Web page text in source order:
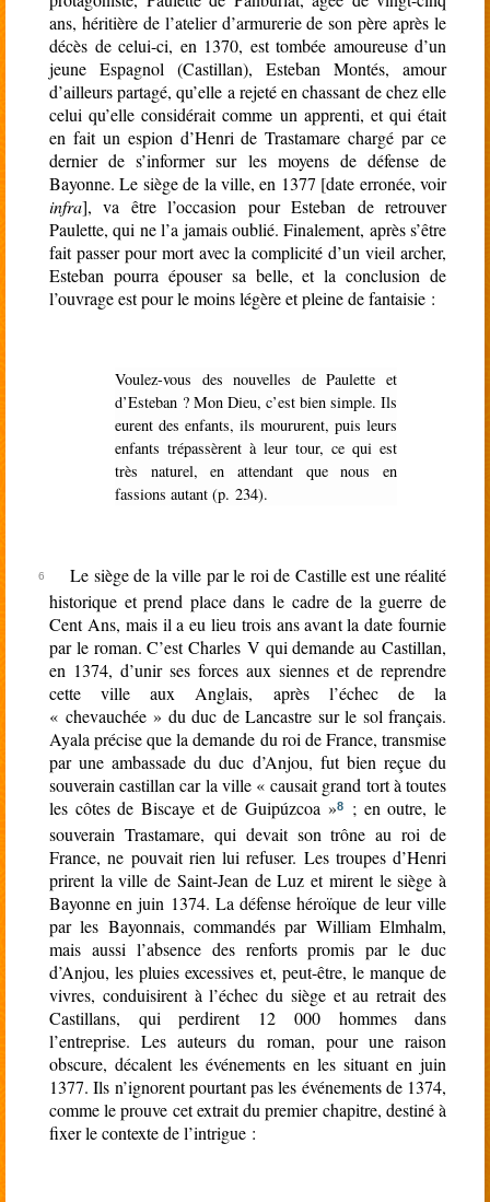
ans, héritière de l’atelier d’armurerie de son père après le
décès de celui-ci, en 1370, est tombée amoureuse d’un
jeune Espagnol (Castillan), Esteban Montés, amour
d’ailleurs partagé, qu’elle a rejeté en chassant de chez elle
celui qu’elle considérait comme un apprenti, et qui était
en fait un espion d’Henri de Trastamare chargé par ce
dernier de s’informer sur les moyens de défense de
Bayonne. Le siège de la ville, en 1377 [date erronée, voir
infra], va être l’occasion pour Esteban de retrouver
Paulette, qui ne l’a jamais oublié. Finalement, après s’être
fait passer pour mort avec la complicité d’un vieil archer,
Esteban pourra épouser sa belle, et la conclusion de
l’ouvrage est pour le moins légère et pleine de fantaisie :
Voulez-vous des nouvelles de Paulette et
d’Esteban ? Mon Dieu, c’est bien simple. Ils
eurent des enfants, ils moururent, puis leurs
enfants trépassèrent à leur tour, ce qui est
très naturel, en attendant que nous en
fassions autant (p. 234).
Le siège de la ville par le roi de Castille est une réalité
historique et prend place dans le cadre de la guerre de
Cent Ans, mais il a eu lieu trois ans avant la date fournie
par le roman. C’est Charles V qui demande au Castillan,
en 1374, d’unir ses forces aux siennes et de reprendre
cette ville aux Anglais, après l’échec de la
« chevauchée » du duc de Lancastre sur le sol français.
Ayala précise que la demande du roi de France, transmise
par une ambassade du duc d’Anjou, fut bien reçue du
souverain castillan car la ville « causait grand tort à toutes
les côtes de Biscaye et de Guipúzcoa »8
; en outre, le
souverain Trastamare, qui devait son trône au roi de
France, ne pouvait rien lui refuser. Les troupes d’Henri
prirent la ville de Saint-Jean de Luz et mirent le siège à
Bayonne en juin 1374. La défense héroïque de leur ville
par les Bayonnais, commandés par William Elmhalm,
mais aussi l’absence des renforts promis par le duc
d’Anjou, les pluies excessives et, peut-être, le manque de
vivres, conduisirent à l’échec du siège et au retrait des
Castillans, qui perdirent 12 000 hommes dans
l’entreprise. Les auteurs du roman, pour une raison
obscure, décalent les événements en les situant en juin
1377. Ils n’ignorent pourtant pas les événements de 1374,
comme le prouve cet extrait du premier chapitre, destiné à
fixer le contexte de l’intrigue :